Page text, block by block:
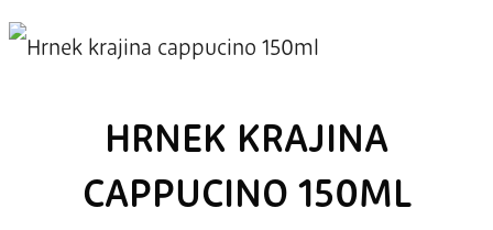
HRNEK KRAJINA
CAPPUCINO 150ML